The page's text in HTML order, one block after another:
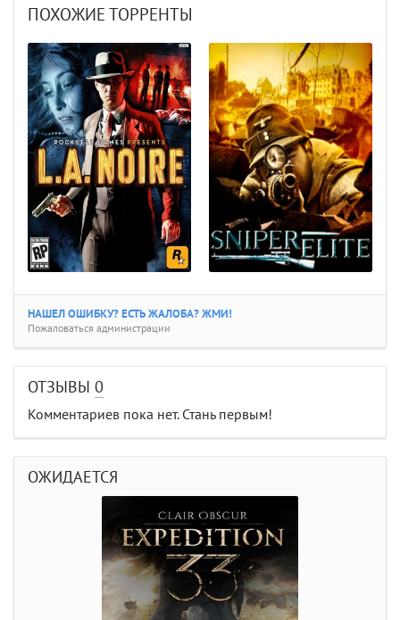
ПОХОЖИЕ ТОРРЕНТЫ
НАШЕЛ ОШИБКУ? ЕСТЬ ЖАЛОБА? ЖМИ!
Пожаловаться администрации
ОТЗЫВЫ 0
Комментариев пока нет. Стань первым!
ОЖИДАЕТСЯ